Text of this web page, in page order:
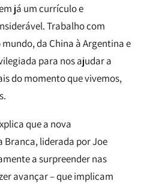
já um currículo e
Trabalho com
da China à Argentina e
para nos ajudar a
do momento que vivemos,
que a nova
Branca, liderada por Joe
a surpreender nas
avançar – que implicam